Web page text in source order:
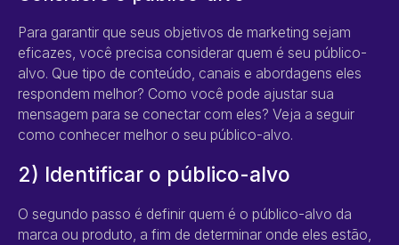
Para garantir que seus objetivos de marketing sejam
eficazes, você precisa considerar quem é seu público-
alvo. Que tipo de conteúdo, canais e abordagens eles
respondem melhor? Como você pode ajustar sua
mensagem para se conectar com eles? Veja a seguir
como conhecer melhor o seu público-alvo.
2) Identificar o público-alvo
O segundo passo é definir quem é o público-alvo da
marca ou produto, a fim de determinar onde eles estão,